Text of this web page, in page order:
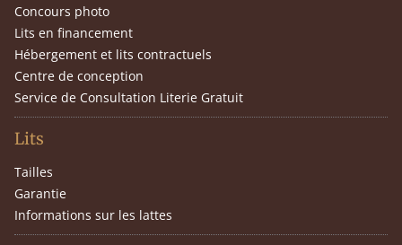
Concours photo
Lits en financement
Hébergement et lits contractuels
Centre de conception
Service de Consultation Literie Gratuit
Lits
Tailles
Garantie
Informations sur les lattes